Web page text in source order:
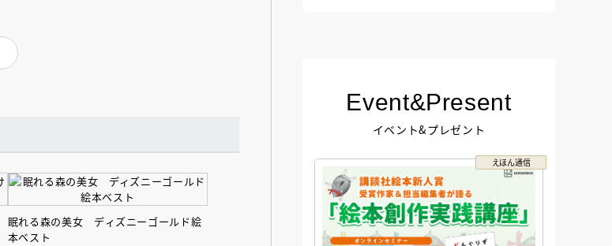
眠れる森の美女 ディズニーゴールド絵
本ベスト
Event&Present
イベント&プレゼント
えほん通信